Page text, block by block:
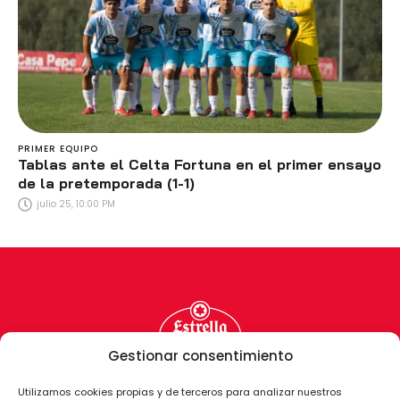
Gestionar consentimiento
Utilizamos cookies propias y de terceros para analizar nuestros
PRIMER EQUIPO
Tablas ante el Celta Fortuna en el primer ensayo
de la pretemporada (1-1)
julio 25, 10:00 PM